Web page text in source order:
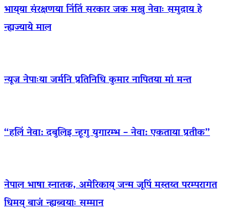
भाय्‌या संरक्षणया निंतिं सरकार जक मखु नेवाः समुदाय हे
न्ह्यज्याये माल
न्यूज नेपाःया जर्मनि प्रतिनिधि कुमार नापितया मां मन्त
“हलिं नेवा: दबुलिइ न्हूगु युगारम्भ – नेवा: एकताया प्रतीक”
नेपाल भाषा स्नातक, अमेरिकाय् जन्म जूपिं मस्तय्त परम्परागत
धिमय् बाजं न्ह्यब्वयाः सम्मान